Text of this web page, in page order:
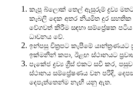
කැපූ බ්ලොක් තෙල් ඇසුරුම් ද්‍රව්‍ය
කැබලි දෙක අතර නියමිත දුර
වේගවත් කිරීම සඳහා සම්ප්‍රේෂක
ධාවනය වේ.
ඉන්පසු චිත්‍රපට කැපීමේ යාන්ත්‍රණයට
ඉක්මනින් කපා, ඊළඟ ස්ථානයට
පැකේජ ද්‍රව්‍ය ග්‍රීස් එකට සවි කර,
ස්ථානය සම්ප්‍රේෂණය වන පරිදි,
දෙපැත්තෙන්ම නැඟී යනු ඇත.